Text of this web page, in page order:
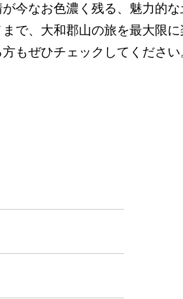
今なお色濃く残る、魅力的な
で、大和郡山の旅を最大限
もぜひチェックしてください